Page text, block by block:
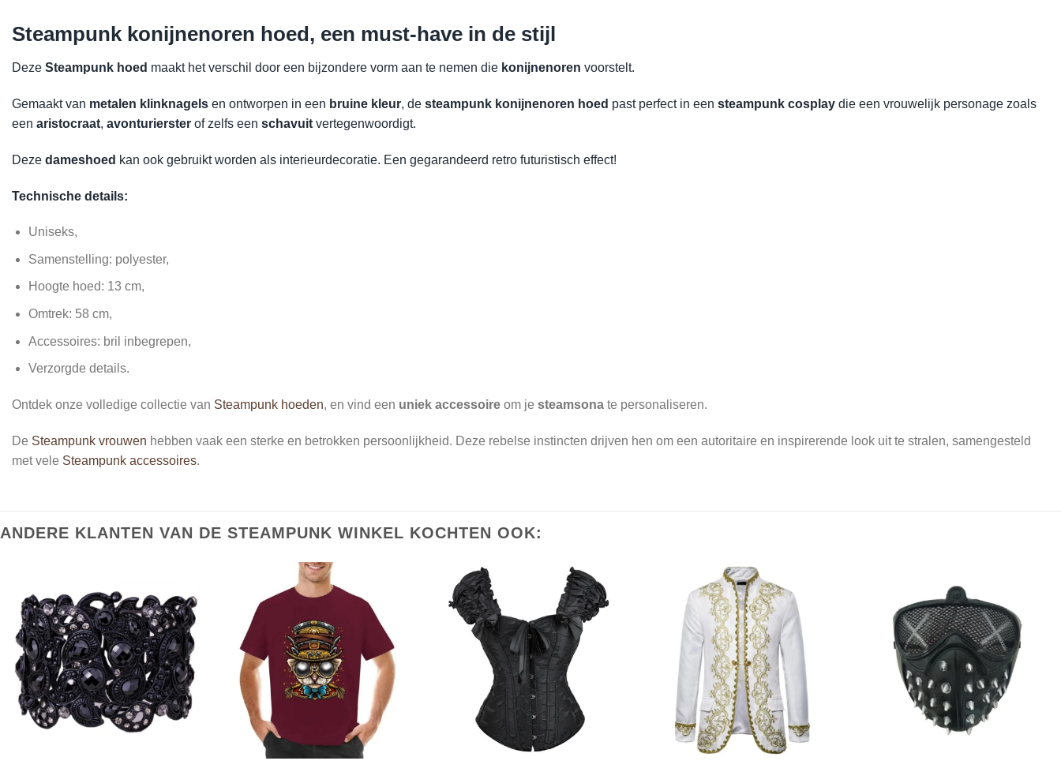
Steampunk konijnenoren hoed, een must-have in de stijl
Deze Steampunk hoed maakt het verschil door een bijzondere vorm aan te nemen die konijnenoren voorstelt.
Gemaakt van metalen klinknagels en ontworpen in een bruine kleur, de steampunk konijnenoren hoed past perfect in een steampunk cosplay die een vrouwelijk personage zoals
een aristocraat, avonturierster of zelfs een schavuit vertegenwoordigt.
Deze dameshoed kan ook gebruikt worden als interieurdecoratie. Een gegarandeerd retro futuristisch effect!
Technische details:
Uniseks,
Samenstelling: polyester,
Hoogte hoed: 13 cm,
Omtrek: 58 cm,
Accessoires: bril inbegrepen,
Verzorgde details.
Ontdek onze volledige collectie van Steampunk hoeden, en vind een uniek accessoire om je steamsona te personaliseren.
De Steampunk vrouwen hebben vaak een sterke en betrokken persoonlijkheid. Deze rebelse instincten drijven hen om een autoritaire en inspirerende look uit te stralen, samengesteld
met vele Steampunk accessoires.
ANDERE KLANTEN VAN DE STEAMPUNK WINKEL KOCHTEN OOK: